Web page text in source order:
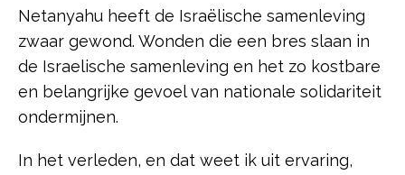
Netanyahu heeft de Israëlische samenleving
zwaar gewond. Wonden die een bres slaan in
de Israelische samenleving en het zo kostbare
en belangrijke gevoel van nationale solidariteit
ondermijnen.
In het verleden, en dat weet ik uit ervaring,